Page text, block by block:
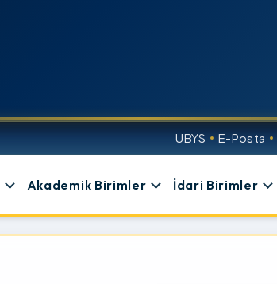
UBYS E-Posta
Akademik Birimler İdari Birimler